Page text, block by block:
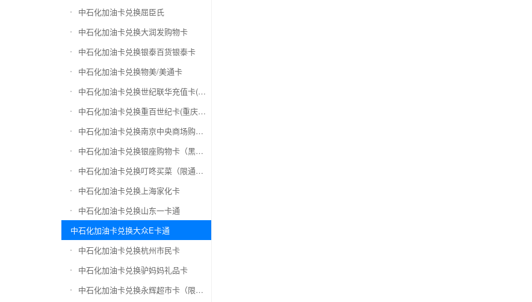
中石化加油卡兑换屈臣氏
中石化加油卡兑换大润发购物卡
中石化加油卡兑换银泰百货银泰卡
中石化加油卡兑换物美/美通卡
中石化加油卡兑换世纪联华充值卡(杭州联华)
中石化加油卡兑换重百世纪卡(重庆百货)
中石化加油卡兑换南京中央商场购物卡
中石化加油卡兑换银座购物卡（黑卡）
中石化加油卡兑换叮咚买菜（限通用礼品卡）
中石化加油卡兑换上海家化卡
中石化加油卡兑换山东一卡通
中石化加油卡兑换大众E卡通
中石化加油卡兑换杭州市民卡
中石化加油卡兑换驴妈妈礼品卡
中石化加油卡兑换永辉超市卡（限实体卡）